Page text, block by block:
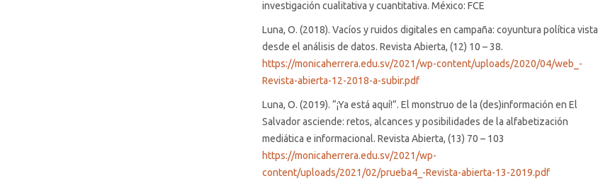
investigación cualitativa y cuantitativa. México: FCE
Luna, O. (2018). Vacíos y ruidos digitales en campaña: coyuntura política vista
desde el análisis de datos. Revista Abierta, (12) 10 – 38.
https://monicaherrera.edu.sv/2021/wp-content/uploads/2020/04/web_-
Revista-abierta-12-2018-a-subir.pdf
Luna, O. (2019). “¡Ya está aquí!”. El monstruo de la (des)información en El
Salvador asciende: retos, alcances y posibilidades de la alfabetización
mediática e informacional. Revista Abierta, (13) 70 – 103
https://monicaherrera.edu.sv/2021/wp-
content/uploads/2021/02/prueba4_-Revista-abierta-13-2019.pdf